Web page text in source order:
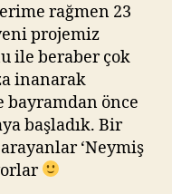
rağmen 23
projemiz
ile beraber çok
inanarak
bayramdan önce
başladık. Bir
‘Neymiş